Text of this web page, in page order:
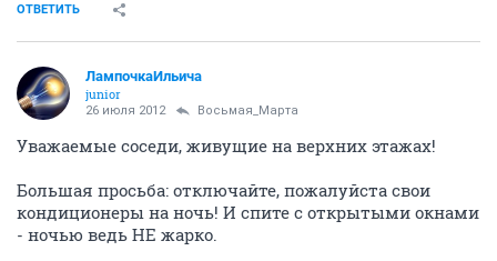
ОТВЕТИТЬ
ЛампочкаИльича
junior
26 июля 2012 Восьмая_Марта
Уважаемые соседи, живущие на верхних этажах!
Большая просьба: отключайте, пожалуйста свои
кондиционеры на ночь! И спите с открытыми окнами
- ночью ведь НЕ жарко.